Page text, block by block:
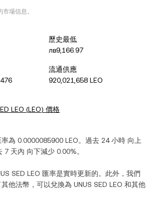
市場信息。
歷史最低
лв9,166.97
流通供應
920,021,658 LEO
LEO (LEO) 價格
率為 0.0000085900 LEO。過去 24 小時 向上
7 天內 向下減少 0.00%。
SED LEO 匯率是實時更新的。此外，我們
他法幣，可以兌換為 UNUS SED LEO 和其他